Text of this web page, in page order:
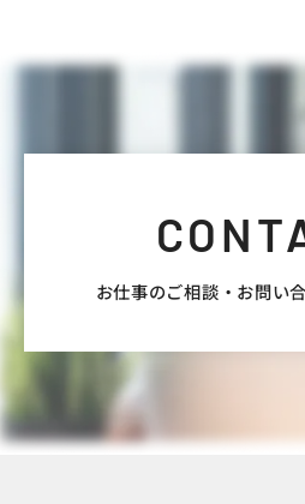
お仕事のご相談・ お問い